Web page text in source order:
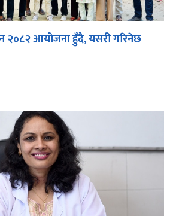
२०८२ आयोजना हुँदै, यसरी गरिनेछ